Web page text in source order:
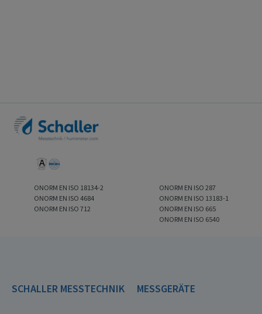
ONORM EN ISO 18134-2
ONORM EN ISO 4684
ONORM EN ISO 712
ONORM EN ISO 287
ONORM EN ISO 13183-1
ONORM EN ISO 665
ONORM EN ISO 6540
SCHALLER MESSTECHNIK MESSGERÄTE